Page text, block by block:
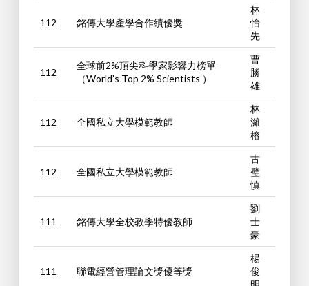
112 銘傳大學產學合作績優獎
林
怡
先
112
全球前2%頂尖科學家影響力榜單
（World’s Top 2% Scientists ）
曹
勝
雄
112 全國私立大學模範教師
林
濰
榕
112 全國私立大學模範教師
古
璧
慎
111 銘傳大學全校教學特優教師
劉
士
豪
111 聯電經營管理論文獎優等獎
楊
俊